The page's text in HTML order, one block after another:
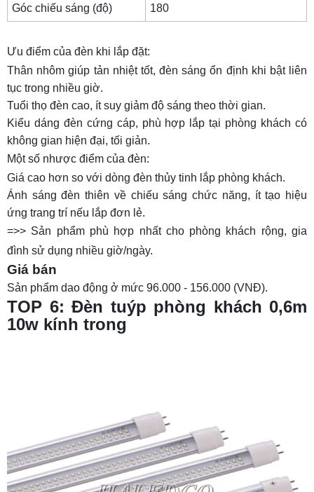
Góc chiếu sáng (độ) 180
Ưu điểm của đèn khi lắp đặt:
Thân nhôm giúp tản nhiệt tốt, đèn sáng ổn định khi bật liên
tục trong nhiều giờ.
Tuổi thọ đèn cao, ít suy giảm độ sáng theo thời gian.
Kiểu dáng đèn cứng cáp, phù hợp lắp tại phòng khách có
không gian hiện đại, tối giản.
Một số nhược điểm của đèn:
Giá cao hơn so với dòng đèn thủy tinh lắp phòng khách.
Ánh sáng đèn thiên về chiếu sáng chức năng, ít tạo hiệu
ứng trang trí nếu lắp đơn lẻ.
=>> Sản phẩm phù hợp nhất cho phòng khách rộng, gia
đình sử dụng nhiều giờ/ngày.
Giá bán
Sản phẩm dao động ở mức 96.000 - 156.000 (VNĐ).
TOP 6: Đèn tuýp phòng khách 0,6m
10w kính trong